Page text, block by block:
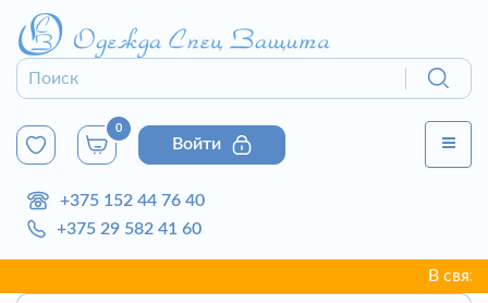
0
Войти
+375 152 44 76 40
+375 29 582 41 60
В связи с